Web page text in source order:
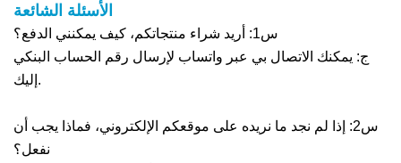
الأسئلة الشائعة
س1: أريد شراء منتجاتكم، كيف يمكنني الدفع؟
ج: يمكنك الاتصال بي عبر واتساب لإرسال رقم الحساب البنكي
إليك.
س2: إذا لم نجد ما نريده على موقعكم الإلكتروني، فماذا يجب أن
نفعل؟